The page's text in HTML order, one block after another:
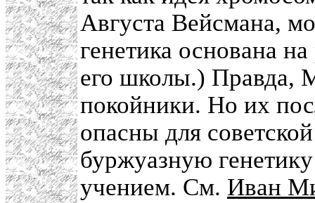
Августа Вейсмана,
генетика основана
его школы.) Правда,
покойники. Но их
опасны для
буржуазную
учением. См. Иван